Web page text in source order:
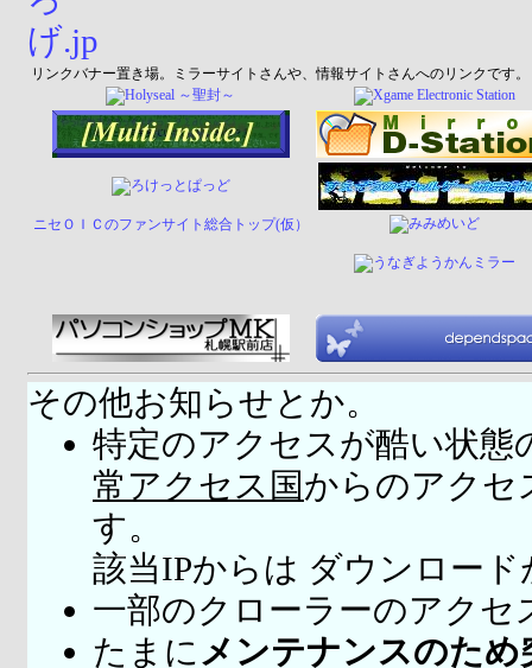
リンクバナー置き場。ミラーサイトさんや、情報サイトさんへのリンクです。
ニセＯＩＣのファンサイト総合トップ(仮）
その他お知らせとか。
特定のアクセスが酷い状態
常アクセス国からのアクセ
す。
該当IPからは ダウンロー
一部のクローラーのアクセ
たまに メンテナンスのため